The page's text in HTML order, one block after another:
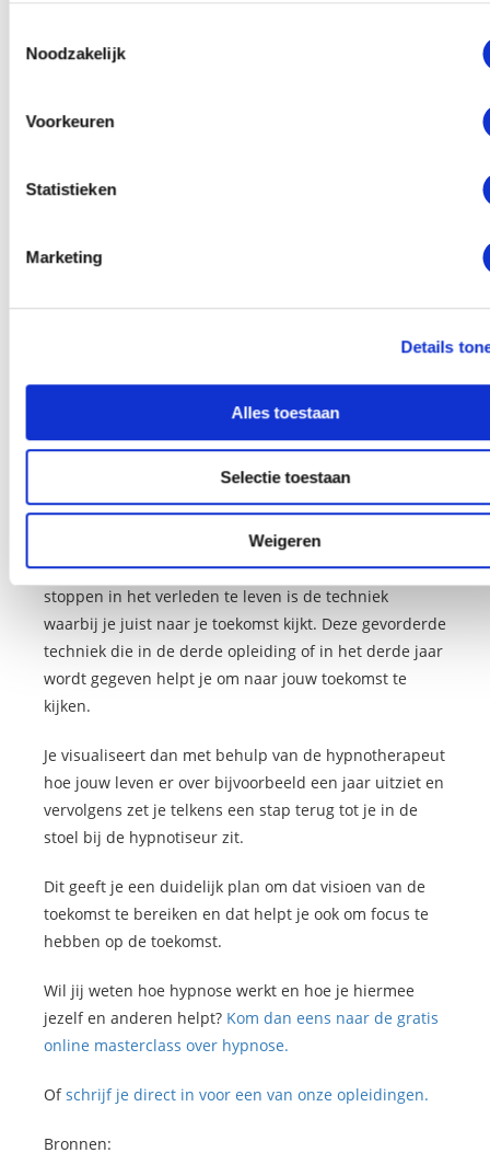
Noodzakelijk
Voorkeuren
Statistieken
Marketing
Details
Alles toestaan
Selectie toestaan
Weigeren
“Ook al heb ik last van X, ik vergeef mezelf en
bijgedragen volledig.”
ervoor zorgen dat je minder last hebt van het verleden
vergeven
zorgen dat je maar blijft denken aan die momenten
waar je zo kwaad om bent en zo gekwetst.
Hypnose om weer naar de toekomst
Een meer gevorderde techniek om je te helpen te
stoppen in het verleden te leven is de techniek
waarbij je juist naar je toekomst kijkt. Deze gevorderde
techniek die in de derde opleiding of in het derde jaar
wordt gegeven helpt je om naar jouw toekomst te
kijken.
Je visualiseert dan met behulp van de hypnotherapeut
hoe jouw leven er over bijvoorbeeld een jaar uitziet en
vervolgens zet je telkens een stap terug tot je in de
stoel bij de hypnotiseur zit.
Dit geeft je een duidelijk plan om dat visioen van de
toekomst te bereiken en dat helpt je ook om focus te
hebben op de toekomst.
Wil jij weten hoe hypnose werkt en hoe je hiermee
jezelf en anderen helpt? Kom dan eens naar de gratis
online masterclass over hypnose.
Ofschrijf je direct in voor een van onze opleidingen.
Bronnen: